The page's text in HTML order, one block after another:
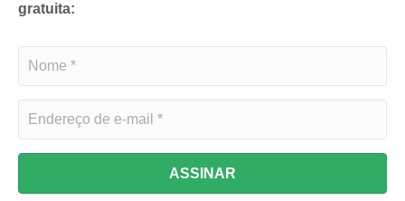
gratuita:
ASSINAR